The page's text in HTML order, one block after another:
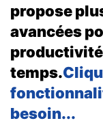
propose
avancées
productivité
temps.
besoin...